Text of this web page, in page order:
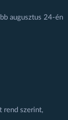
augusztus 24-én
rend szerint,